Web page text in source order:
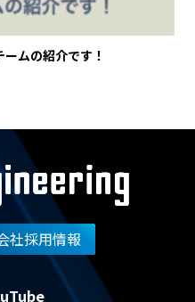
ムの紹介です！
社採用情報